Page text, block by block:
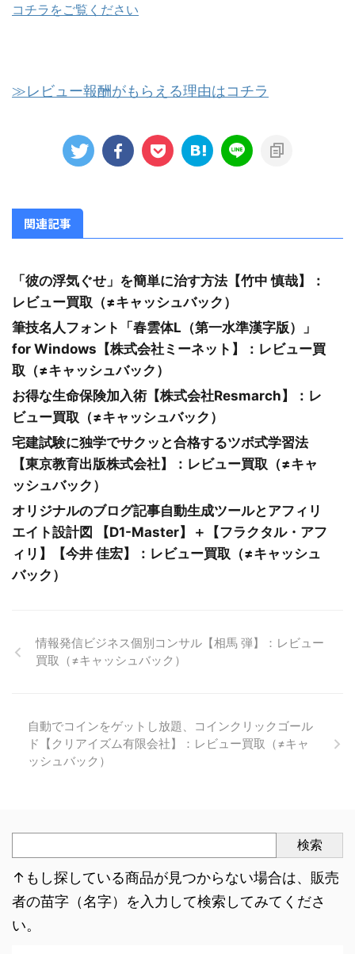
コチラをご覧ください
≫レビュー報酬がもらえる理由はコチラ
関連記事
「彼の浮気ぐせ」を簡単に治す方法【竹中 慎哉】：
レビュー買取（≠キャッシュバック）
筆技名人フォント「春雲体L（第一水準漢字版）」
for Windows【株式会社ミーネット】：レビュー買
取（≠キャッシュバック）
お得な生命保険加入術【株式会社Resmarch】：レ
ビュー買取（≠キャッシュバック）
宅建試験に独学でサクッと合格するツボ式学習法
【東京教育出版株式会社】：レビュー買取（≠キャ
ッシュバック）
オリジナルのブログ記事自動生成ツールとアフィリ
エイト設計図 【D1-Master】＋【フラクタル・アフ
ィリ】【今井 佳宏】：レビュー買取（≠キャッシュ
バック）
情報発信ビジネス個別コンサル【相馬 弾】：レビュー
買取（≠キャッシュバック）
自動でコインをゲットし放題、コインクリックゴール
ド【クリアイズム有限会社】：レビュー買取（≠キャ
ッシュバック）
検索
↑もし探している商品が見つからない場合は、販売
者の苗字（名字）を入力して検索してみてくださ
い。